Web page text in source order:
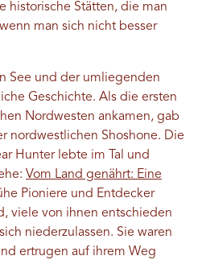
historische Stätten, die man
man sich nicht besser
See und der umliegenden
Geschichte. Als die ersten
Nordwesten ankamen, gab
nordwestlichen Shoshone. Die
Hunter lebte im Tal und
Vom Land genährt: Eine
Pioniere und Entdecker
viele von ihnen entschieden
niederzulassen. Sie waren
ertrugen auf ihrem Weg